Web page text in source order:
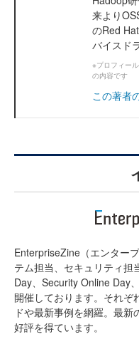
来より
のRed
バイスド
※プロフィー
の内容です
この著者
EnterpriseZine（エンター
テム担当、セキュリティ
Day、Security Online Day
開催しております。それぞ
ドや最新事例を網羅。最新
好評を得ています。